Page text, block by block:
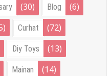
(30) Blog (6)
Curhat (72)
Diy Toys (13)
Mainan (14)